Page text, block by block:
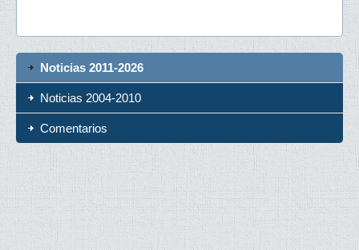
Noticias 2011-2026
Noticias 2004-2010
Comentarios